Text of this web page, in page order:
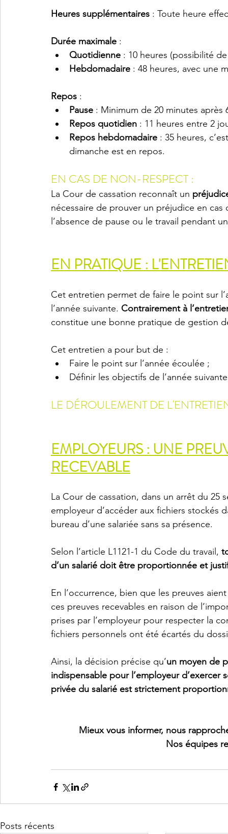
Heures supplémentaires : Toute heure
Durée maximale :
Quotidienne : 10 heures (possibilité
Hebdomadaire : 48 heures, avec une
Repos :
Pause : Minimum de 20 minutes après
Repos quotidien : 11 heures entre 2
Repos hebdomadaire : 35 heures,
dimanche est en repos.
EN CAS DE NON-RESPECT :
La Cour de cassation reconnaît un
nécessaire de prouver un préjudice en
l’absence de pause ou le travail pendant
EN PRATIQUE :
Cet entretien permet de faire le point sur
l’année suivante. Contrairement à
constitue une bonne pratique de gestion
Cet entretien a pour but de :
Faire le point sur l’année écoulée ;
Définir les objectifs de l’année
LE DÉROULEMENT DE
EMPLOYEURS : UNE
RECEVABLE
La Cour de cassation, dans un arrêt du
employeur d’accéder aux fichiers stockés
bureau d’une salariée sans sa présence.
Selon l’article L1121-1 du Code du travail,
d’un salarié doit être proportionnée et
En l’occurrence, bien que les preuves
ces preuves recevables en raison de
prises par l’employeur pour respecter la
fichiers personnels ont été écartés du
Ainsi, la décision précise qu’un moyen de
indispensable pour l’employeur
privée du salarié est strictement
Mieux vous informer, nous
Nos équipes
Posts récents